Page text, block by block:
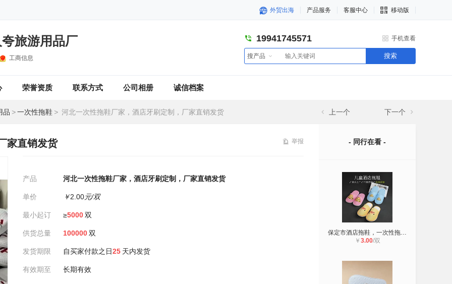
外贸出海 产品服务 客服中心 移动版
旅游用品厂
工商信息
19941745571 手机查看
搜产品 搜索
荣誉资质 联系方式 公司相册 诚信档案
品 >一次性拖鞋 > 河北一次性拖鞋厂家，酒店牙刷定制，厂家直销发货 上一个 下一个
家直销发货 举报
产品 河北一次性拖鞋厂家，酒店牙刷定制，厂家直销发货
单价 ￥2.00元/双
最小起订 ≥5000双
供货总量 100000双
发货期限 自买家付款之日25 天内发货
有效期至 长期有效
- 同行在看 -
保定市酒店拖鞋，一次性拖鞋批发厂家
￥ 3.00/双